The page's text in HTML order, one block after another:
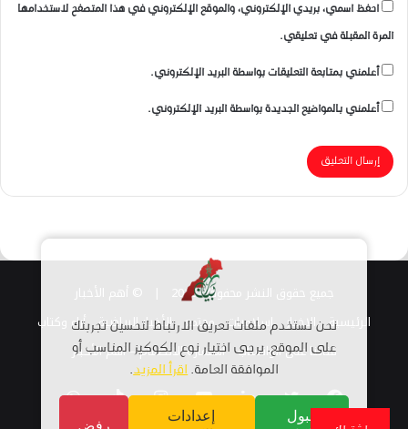
احفظ اسمي، بريدي الإلكتروني، والموقع الإلكتروني في هذا المتصفح لاستخدامها
المرة المقبلة في تعليقي.
أعلمني بمتابعة التعليقات بواسطة البريد الإلكتروني.
أعلمني بالمواضيع الجديدة بواسطة البريد الإلكتروني.
جميع حقوق النشر محفوظة 2026 |
الرئيسية
الاخبار اسلاميات مجتمع الأخبار الرياضية أراء وكتاب
قناتنا على الواتساب استمارة الانضمام – أهم الأخبار
فيسبوكتويتر لينكدإنيوتيوبانستقرامTikTokواتساب
نحن نستخدم ملفات تعريف الارتباط لتحسين تجربتك
على الموقع. يرجى اختيار نوع الكوكيز المناسب أو
الموافقة العامة.اقرأ المزيد.
قبول
إعدادات
رفض